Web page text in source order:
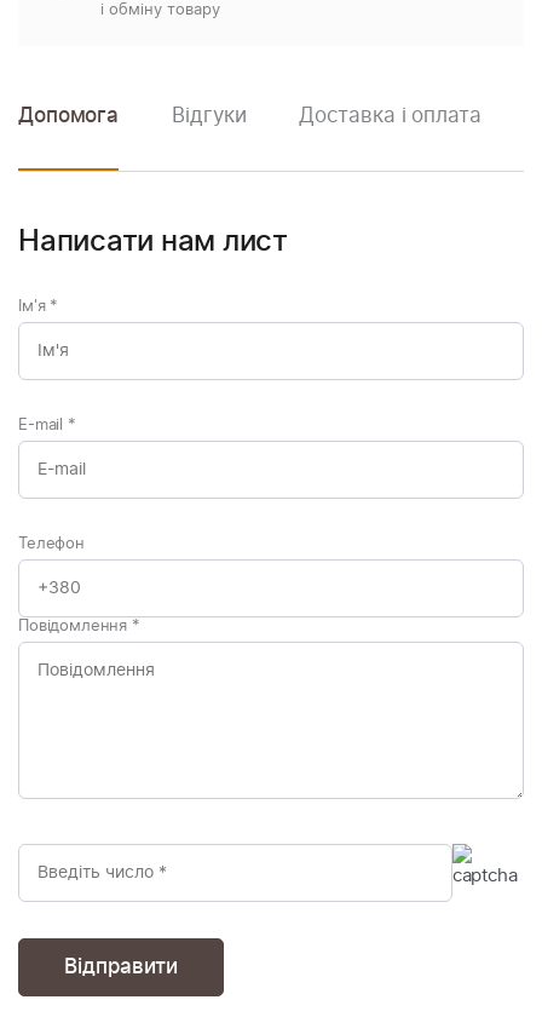
і обміну товару
Допомога Відгуки Доставка і оплата
Написати нам лист
Ім'я *
E-mail *
Телефон
Повідомлення *